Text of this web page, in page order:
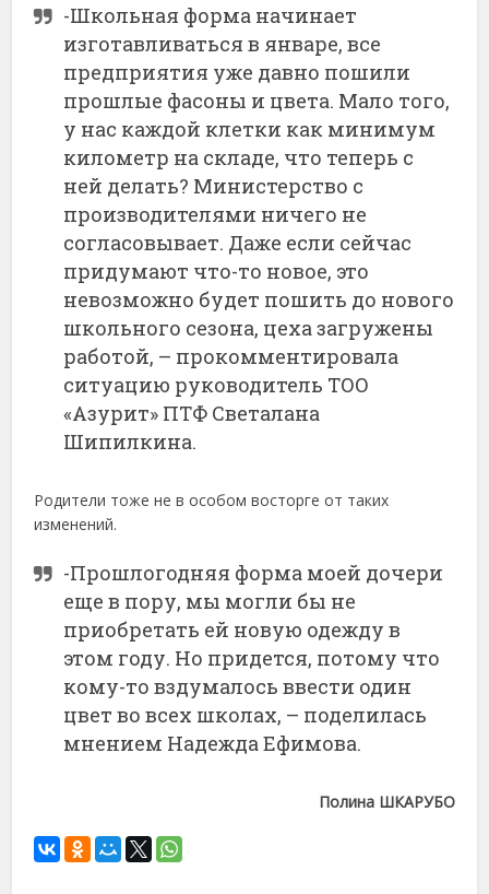
-Школьная форма начинает
изготавливаться в январе, все
предприятия уже давно пошили
прошлые фасоны и цвета. Мало того,
у нас каждой клетки как минимум
километр на складе, что теперь с
ней делать? Министерство с
производителями ничего не
согласовывает. Даже если сейчас
придумают что-то новое, это
невозможно будет пошить до нового
школьного сезона, цеха загружены
работой, – прокомментировала
ситуацию руководитель ТОО
«Азурит» ПТФ Светалана
Шипилкина.
Родители тоже не в особом восторге от таких
изменений.
-Прошлогодняя форма моей дочери
еще в пору, мы могли бы не
приобретать ей новую одежду в
этом году. Но придется, потому что
кому-то вздумалось ввести один
цвет во всех школах, – поделилась
мнением Надежда Ефимова.
Полина ШКАРУБО